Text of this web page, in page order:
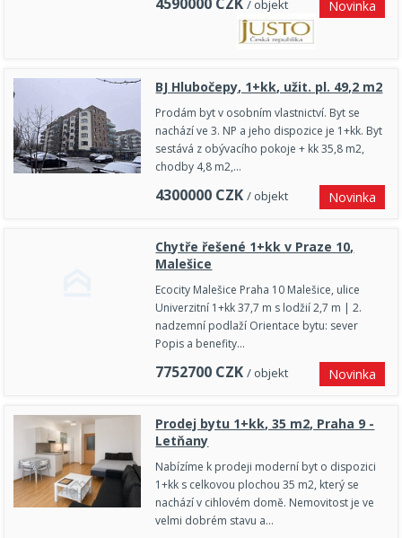
/ objekt Novinka
BJ Hlubočepy, 1+kk, užit. pl. 49,2 m2
Prodám byt v osobním vlastnictví. Byt se
nachází ve 3. NP a jeho dispozice je 1+kk. Byt
sestává z obývacího pokoje + kk 35,8 m2,
chodby 4,8 m2,…
4300000 CZK / objekt Novinka
Chytře řešené 1+kk v Praze 10,
Malešice
Ecocity Malešice Praha 10 Malešice, ulice
Univerzitní 1+kk 37,7 m s lodžií 2,7 m | 2.
nadzemní podlaží Orientace bytu: sever
Popis a benefity…
7752700 CZK / objekt Novinka
Prodej bytu 1+kk, 35 m2, Praha 9 -
Letňany
Nabízíme k prodeji moderní byt o dispozici
1+kk s celkovou plochou 35 m2, který se
nachází v cihlovém domě. Nemovitost je ve
velmi dobrém stavu a…